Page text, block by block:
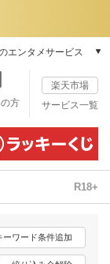
エンタメサービス
ム/CD/DVD
クス
放題
ージック
信
方
楽天市場
サービス一覧
R18+
ーワード条件追加